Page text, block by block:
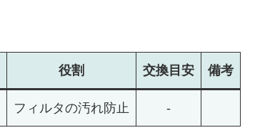
役割 交換目安 備考
フィルタの汚れ防止 -